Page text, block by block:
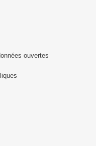
ouvertes